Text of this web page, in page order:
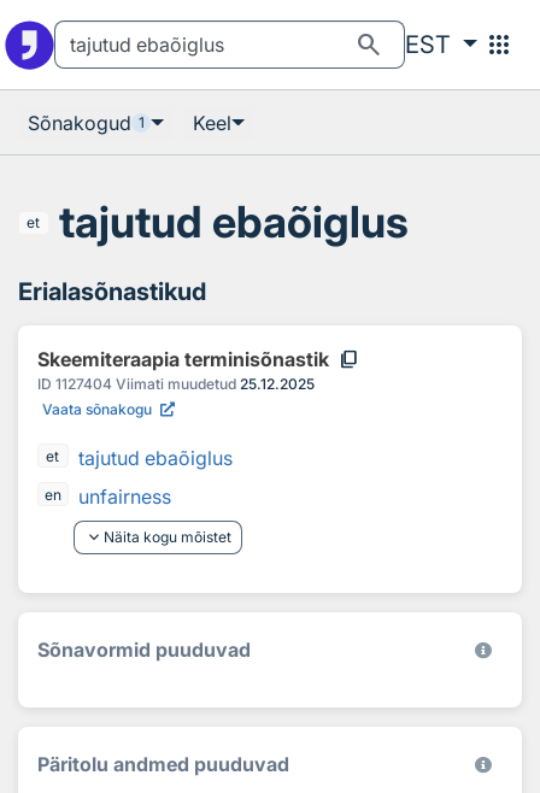
search EST apps
Sõnakogud 1 Keel
et tajutud ebaõiglus
Erialasõnastikud
Skeemiteraapia terminisõnastik content_copy
ID 1127404 Viimati muudetud 25.12.2025
Vaata sõnakogu
et tajutud ebaõiglus
en
unfairness
keyboard_arrow_down Näita kogu mõistet
Sõnavormid puuduvad
Päritolu andmed puuduvad